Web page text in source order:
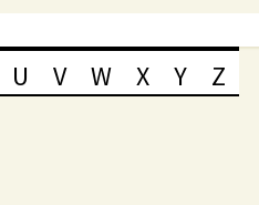
U V W X Y Z